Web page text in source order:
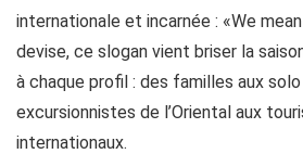
internationale et incarnée : «We mean
devise, ce slogan vient briser la
à chaque profil : des familles aux
excursionnistes de l’Oriental aux
internationaux.